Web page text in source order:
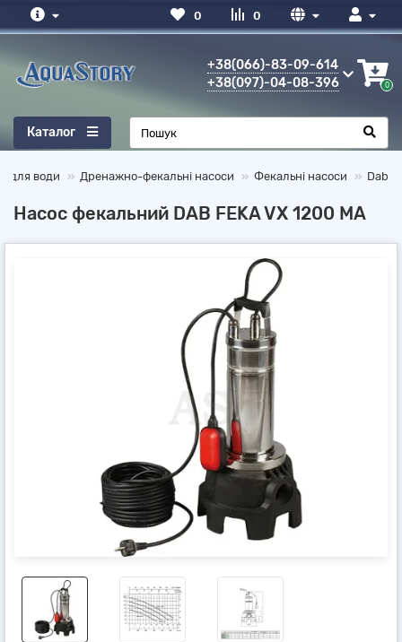
0
0
+38(066)-83-09-614
+38(097)-04-08-396
0
Каталог
для води Дренажно-фекальні насоси Фекальні насоси Dab
Насос фекальний DAB FEKA VX 1200 MA